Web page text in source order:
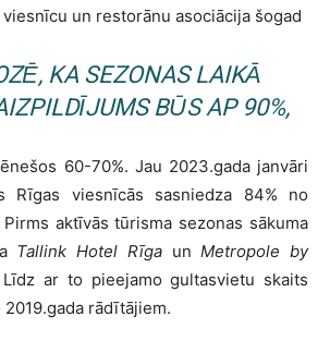
un restorānu asociācija šogad
KA SEZONAS LAIKĀ
BŪS AP 90%,
60-70%. Jau 2023.gada janvāri
Rīgas viesnīcās sasniedza 84% no
Pirms aktīvās tūrisma sezonas sākuma
Tallink Hotel RīgaunMetropole by
ar to pieejamo gultasvietu skaits
rādītājiem.